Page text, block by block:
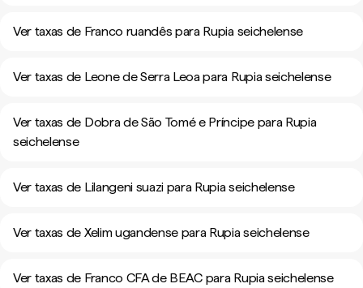
Ver taxas de Franco ruandês para Rupia seichelense
Ver taxas de Leone de Serra Leoa para Rupia seichelense
Ver taxas de Dobra de São Tomé e Príncipe para Rupia
seichelense
Ver taxas de Lilangeni suazi para Rupia seichelense
Ver taxas de Xelim ugandense para Rupia seichelense
Ver taxas de Franco CFA de BEAC para Rupia seichelense